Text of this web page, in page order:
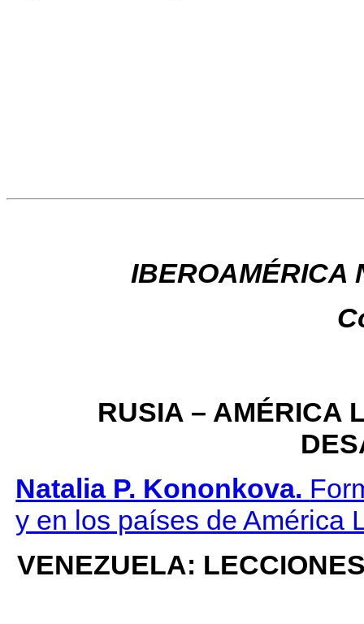
IBEROAMÉRICA
RUSIA – AMÉRICA
Natalia P. Kononkova.
y en los países de América
VENEZUELA: